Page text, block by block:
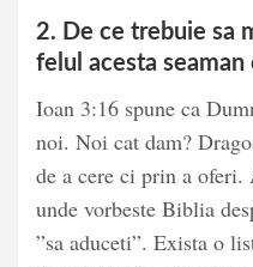
2. De ce trebuie sa
felul acesta seaman
Ioan 3:16 spune ca
noi. Noi cat dam?
de a cere ci prin a oferi.
unde vorbeste Biblia
”sa aduceti”. Exista o